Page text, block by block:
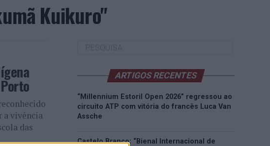
Kuikuro"
a vivência
das
ARTIGOS RECENTES
“Millennium Estoril Open 2026” regressou ao
circuito ATP com vitória do francês Luca Van
Assche
Castelo Branco: “Bienal Internacional de